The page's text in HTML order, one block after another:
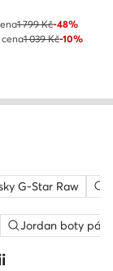
cena
1 799 Kč-48%
1 039 Kč-10%
G-Star Raw
Jordan boty